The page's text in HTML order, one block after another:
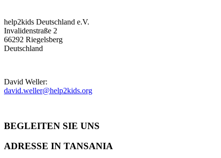
help2kids Deutschland e.V.
Invalidenstraße 2
66292 Riegelsberg
Deutschland
David Weller:
david.weller@help2kids.org
BEGLEITEN SIE UNS
ADRESSE IN TANSANIA